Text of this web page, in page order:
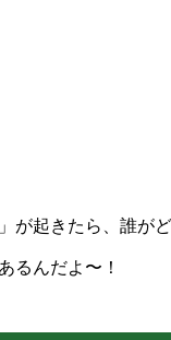
が起きたら、誰が
るんだよ〜！